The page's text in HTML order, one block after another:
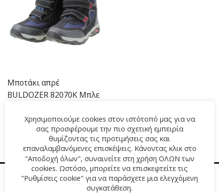
Μποτάκι απρέ
BULDOZER 82070K Μπλε
price
was:
39,00€.
τρέχουσα
τιμή
είναι:
17,50€.
Χρησιμοποιούμε cookies στον ιστότοπό μας για να
σας προσφέρουμε την πιο σχετική εμπειρία
θυμίζοντας τις προτιμήσεις σας και
επαναλαμβανόμενες επισκέψεις. Κάνοντας κλικ στο
"Αποδοχή όλων", συναινείτε στη χρήση ΟΛΩΝ των
cookies. Ωστόσο, μπορείτε να επισκεφτείτε τις
"Ρυθμίσεις cookie" για να παράσχετε μια ελεγχόμενη
συγκατάθεση.